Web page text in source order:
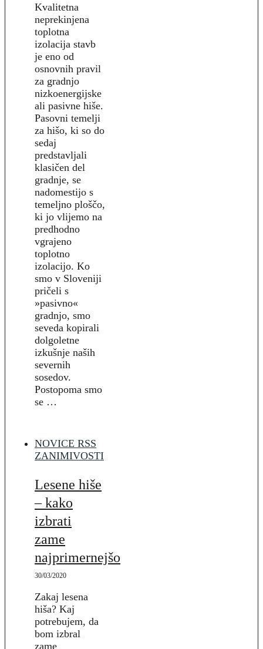
Kvalitetna
neprekinjena
toplotna
izolacija stavb
je eno od
osnovnih pravil
za gradnjo
nizkoenergijske
ali pasivne hiše.
Pasovni temelji
za hišo, ki so do
sedaj
predstavljali
klasičen del
gradnje, se
nadomestijo s
temeljno ploščo,
ki jo vlijemo na
predhodno
vgrajeno
toplotno
izolacijo. Ko
smo v Sloveniji
pričeli s
»pasivno«
gradnjo, smo
seveda kopirali
dolgoletne
izkušnje naših
severnih
sosedov.
Postopoma smo
se …
NOVICE RSS
ZANIMIVOSTI
Lesene hiše
– kako
izbrati
zame
najprimernejšo
30/03/2020
Zakaj lesena
hiša? Kaj
potrebujem, da
bom izbral
zame